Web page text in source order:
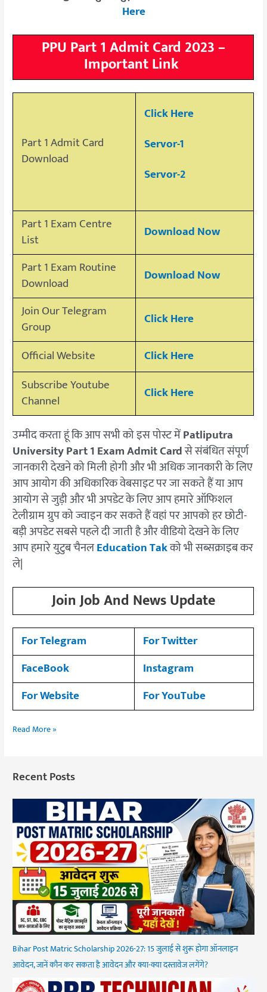
Here
PPU Part 1 Admit Card 2023 –
Important Link
Part 1 Admit Card
Download
Click Here
Servor-1
Servor-2
Part 1 Exam Centre
List
Download Now
Part 1 Exam Routine
Download
Download Now
Join Our Telegram
Group
Click Here
Official Website
Click Here
Subscribe Youtube
Channel
Click Here
उम्मीद करता हूं कि आप सभी को इस पोस्ट मेंPatliputra
University Part 1 Exam Admit Cardसे संबंधित संपूर्ण
जानकारी देखने को मिली होगी और भी अधिक जानकारी के लिए
आप आयोग की अधिकारिक वेबसाइट पर जा सकते हैं या आप
आयोग से जुड़ी और भी अपडेट के लिए आप हमारे ऑफिशल
टेलीग्राम ग्रुप को ज्वाइन कर सकते हैं वहां पर आपको हर छोटी-
बड़ी अपडेट सबसे पहले दी जाती है और वीडियो देखने के लिए
आप हमारे युटुब चैनलEducation Takको भी सब्सक्राइब कर
ले|
Join Job And News Update
For Telegram
For Twitter
FaceBook
Instagram
For Website
For YouTube
Read More »
Recent Posts
Bihar Post Matric Scholarship 2026-27: 15 जुलाई से शुरू होगा ऑनलाइन
आवेदन, जानें कौन कर सकता है आवेदन और क्या-क्या दस्तावेज लगेंगे?